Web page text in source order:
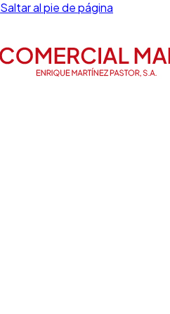
Saltar al pie de página